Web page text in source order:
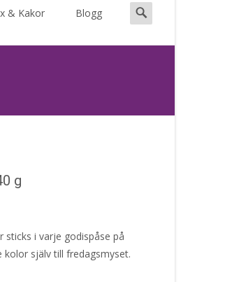
& Kakor Blogg
Search
for:
g
sticks i varje godispåse på
själv till fredagsmyset.